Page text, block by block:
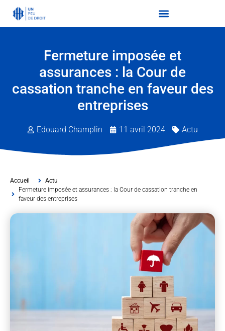
Fermeture imposée et
assurances : la Cour de
cassation tranche en faveur des
entreprises
Edouard Champlin 11 avril 2024 Actu
Accueil
Actu
Fermeture imposée et assurances : la Cour de cassation tranche en
faveur des entreprises